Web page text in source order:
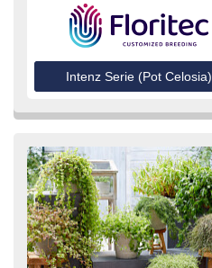
Intenz Serie (Pot Celosia)